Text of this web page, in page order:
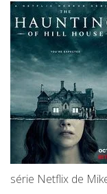
série Netflix de